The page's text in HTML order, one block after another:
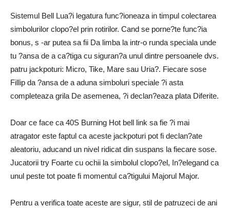
Sistemul Bell Lua?i legatura func?ioneaza in timpul colectarea
simbolurilor clopo?el prin rotirilor. Cand se porne?te func?ia
bonus, s -ar putea sa fii Da limba la intr-o runda speciala unde
tu ?ansa de a ca?tiga cu siguran?a unul dintre persoanele dvs.
patru jackpoturi: Micro, Tike, Mare sau Uria?. Fiecare sose
Fillip da ?ansa de a aduna simboluri speciale ?i asta
completeaza grila De asemenea, ?i declan?eaza plata Diferite.
Doar ce face ca 40S Burning Hot bell link sa fie ?i mai
atragator este faptul ca aceste jackpoturi pot fi declan?ate
aleatoriu, aducand un nivel ridicat din suspans la fiecare sose.
Jucatorii try Foarte cu ochii la simbolul clopo?el, In?elegand ca
unul peste tot poate fi momentul ca?tigului Majorul Major.
Pentru a verifica toate aceste are sigur, stil de patruzeci de ani